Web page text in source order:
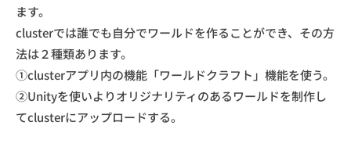
ます。
clusterでは誰でも自分でワールドを作ることができ、その方
法は２種類あります。
①clusterアプリ内の機能「ワールドクラフト」機能を使う。
②Unityを使いよりオリジナリティのあるワールドを制作し
てclusterにアップロードする。